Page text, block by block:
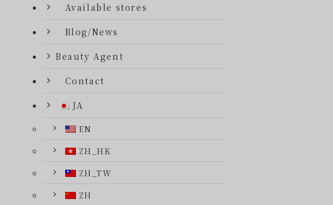
Available stores
Blog/News
Beauty Agent
Contact
JA
EN
ZH_HK
ZH_TW
ZH